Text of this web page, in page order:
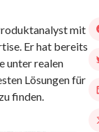
mit
Er hat bereits
unter realen
Lösungen für
finden.